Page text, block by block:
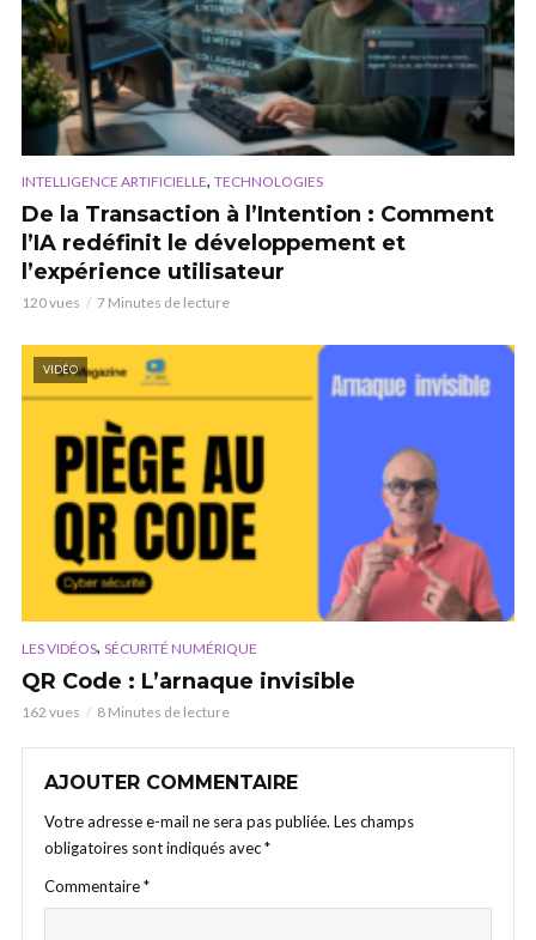
INTELLIGENCE ARTIFICIELLE, TECHNOLOGIES
De la Transaction à l’Intention : Comment
l’IA redéfinit le développement et
l’expérience utilisateur
120 vues 7 Minutes de lecture
VIDÉO
LES VIDÉOS, SÉCURITÉ NUMÉRIQUE
QR Code : L’arnaque invisible
162 vues 8 Minutes de lecture
AJOUTER COMMENTAIRE
Votre adresse e-mail ne sera pas publiée. Les champs
obligatoires sont indiqués avec*
Commentaire*